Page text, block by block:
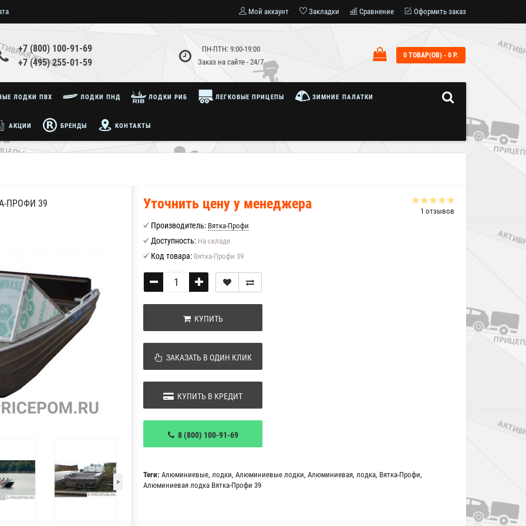
Мой аккаунт Закладки Сравнение Оформить заказ
+7 (800) 100-91-69
+7 (495) 255-01-59
ПН-ПТН: 9:00-19:00
Заказ на сайте - 24/7
0 ТОВАР(ОВ) - 0 Р.
ЛОДКИ ПВХ ЛОДКИ ПНД ЛОДКИ РИБ ЛЕГКОВЫЕ ПРИЦЕПЫ ЗИМНИЕ ПАЛАТКИ
АКЦИИ БРЕНДЫ КОНТАКТЫ
ПРОФИ 39
>
1 отзывов
Уточнить цену у менеджера
Производитель: Вятка-Профи
Доступность: На складе
Код товара: Вятка-Профи 39
КУПИТЬ
ЗАКАЗАТЬ В ОДИН КЛИК
КУПИТЬ В КРЕДИТ
8 (800) 100-91-69
Теги: Алюминиевые, лодки, Алюминиевые лодки, Алюминиевая, лодка, Вятка-Профи,
Алюминиевая лодка Вятка-Профи 39